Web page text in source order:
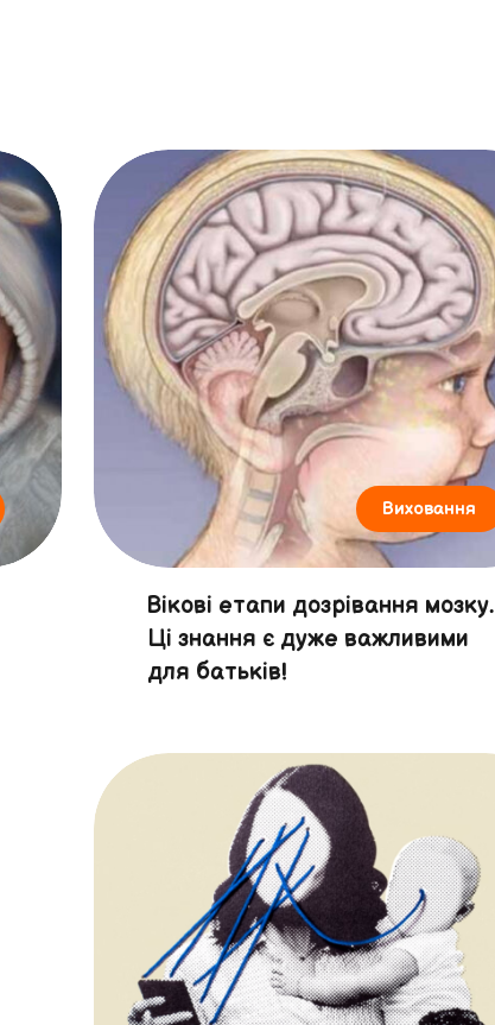
Виховання
Вікові етапи дозрівання мозку.
Ці знання є дуже важливими
для батьків!